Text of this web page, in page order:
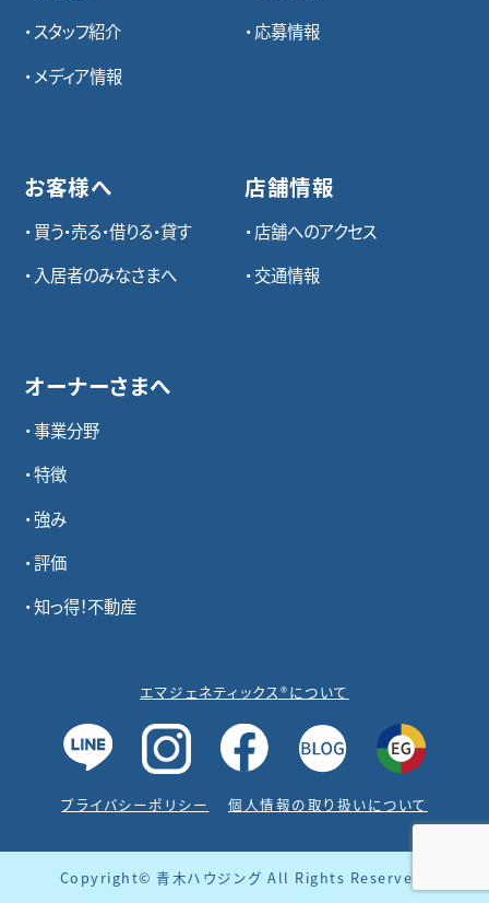
スタッフ紹介
メディア情報
お客様へ
買う・売る・借りる・貸す
入居者のみなさまへ
オーナーさまへ
事業分野
特徴
強み
評価
知っ得！不動産
応募情報
店舗情報
店舗へのアクセス
交通情報
エマジェネティックス®について
プライバシーポリシー 個人情報の取り扱いについて
Copyright© 青木ハウジング All Rights Reserved.